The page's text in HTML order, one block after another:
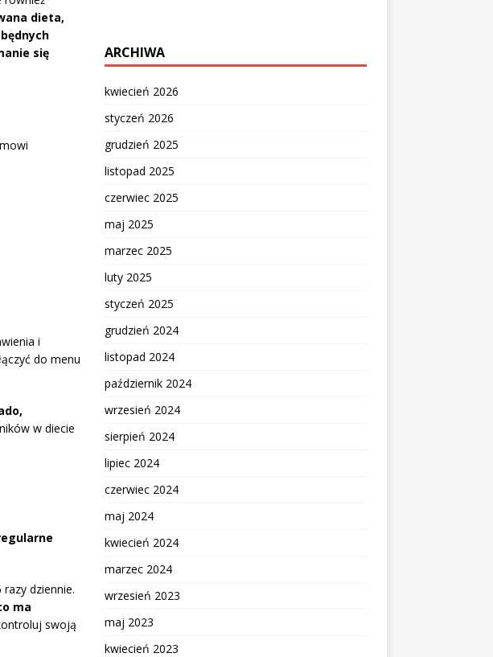
dieta,
się
i
do menu
w diecie
dziennie.
ma
swoją
ARCHIWA
kwiecień 2026
styczeń 2026
grudzień 2025
listopad 2025
czerwiec 2025
maj 2025
marzec 2025
luty 2025
styczeń 2025
grudzień 2024
listopad 2024
październik 2024
wrzesień 2024
sierpień 2024
lipiec 2024
czerwiec 2024
maj 2024
kwiecień 2024
marzec 2024
wrzesień 2023
maj 2023
kwiecień 2023